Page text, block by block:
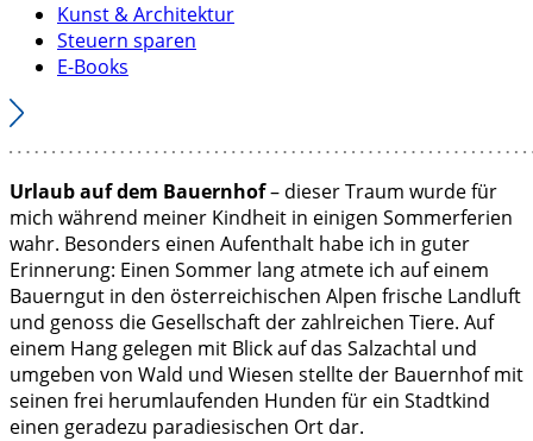
Kunst & Architektur
Steuern sparen
E-Books
Urlaub auf dem Bauernhof– dieser Traum wurde für
mich während meiner Kindheit in einigen Sommerferien
wahr. Besonders einen Aufenthalt habe ich in guter
Erinnerung: Einen Sommer lang atmete ich auf einem
Bauerngut in den österreichischen Alpen frische Landluft
und genoss die Gesellschaft der zahlreichen Tiere. Auf
einem Hang gelegen mit Blick auf das Salzachtal und
umgeben von Wald und Wiesen stellte der Bauernhof mit
seinen frei herumlaufenden Hunden für ein Stadtkind
einen geradezu paradiesischen Ort dar.